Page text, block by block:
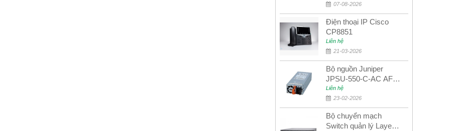
SGMOD2F2PUR
2port 10GbE SFP+
07-08-2026
Điện thoại IP Cisco
CP8851
Liên hệ
21-03-2026
Bộ nguồn Juniper
JPSU-550-C-AC AFO
nguồn AC công suất
550W dùng cho dòng
switch Juniper
Networks EX4400
Liên hệ
23-02-2026
Bộ chuyển mạch
Switch quản lý Layer 3